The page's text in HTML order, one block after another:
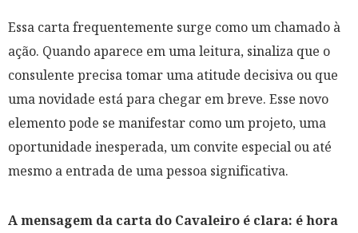
Essa carta frequentemente surge como um chamado à
ação. Quando aparece em uma leitura, sinaliza que o
consulente precisa tomar uma atitude decisiva ou que
uma novidade está para chegar em breve. Esse novo
elemento pode se manifestar como um projeto, uma
oportunidade inesperada, um convite especial ou até
mesmo a entrada de uma pessoa significativa.
A mensagem da carta do Cavaleiro é clara: é hora